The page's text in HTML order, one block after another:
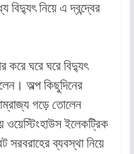
বিদ্যুৎ নিয়ে এ দ্বন্দ্বের
করে ঘরে ঘরে বিদ্যুৎ
অল্প কিছুদিনের
গড়ে তোলেন
ওয়েস্টিংহাউস ইলেকট্রিক
সরবরাহের ব্যবস্থা নিয়ে